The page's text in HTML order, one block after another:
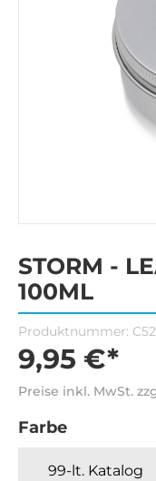
STORM -
100ML
Produktnummer:
9,95 €*
Preise inkl. MwSt.
Farbe
99-lt. Katalog